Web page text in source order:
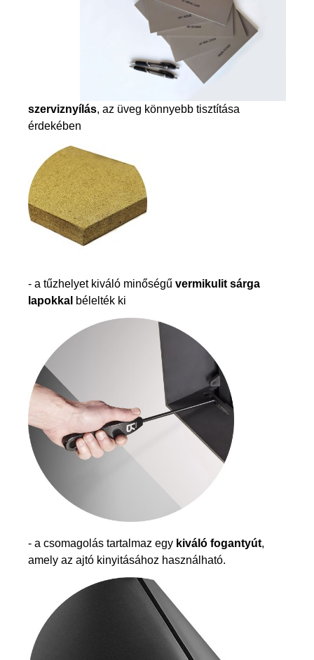
szerviznyílás, az üveg könnyebb tisztítása
érdekében
- a tűzhelyet kiváló minőségű vermikulit sárga
lapokkal bélelték ki
- a csomagolás tartalmaz egy kiváló fogantyút,
amely az ajtó kinyitásához használható.